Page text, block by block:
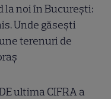
la noi în București:
Unde găsești
terenuri de
ultima CIFRA a